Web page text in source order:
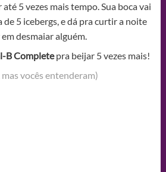
5 vezes mais tempo. Sua boca vai
de 5 icebergs, e dá pra curtir a noite
desmaiar alguém.
B Completepra beijar 5 vezes mais!
mas vocês entenderam)